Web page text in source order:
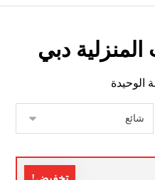
دبي
الوحيدة